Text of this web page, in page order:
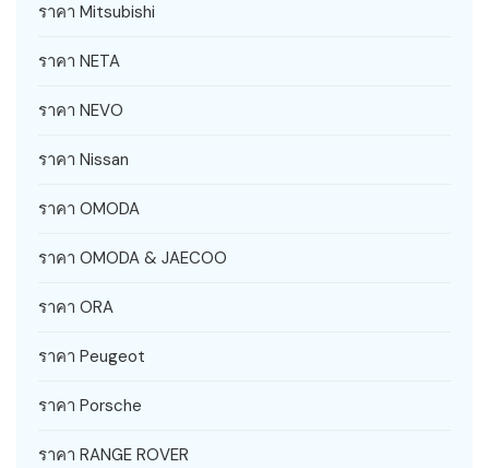
ราคา Mitsubishi
ราคา NETA
ราคา NEVO
ราคา Nissan
ราคา OMODA
ราคา OMODA & JAECOO
ราคา ORA
ราคา Peugeot
ราคา Porsche
ราคา RANGE ROVER